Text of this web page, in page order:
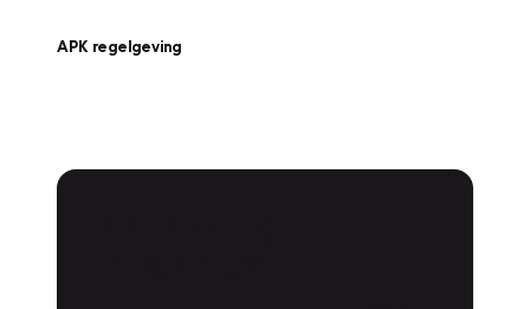
APK regelgeving